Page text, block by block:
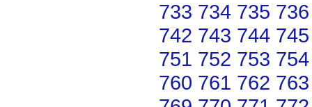
733 734 735 736
742 743 744 745
751 752 753 754
760 761 762 763